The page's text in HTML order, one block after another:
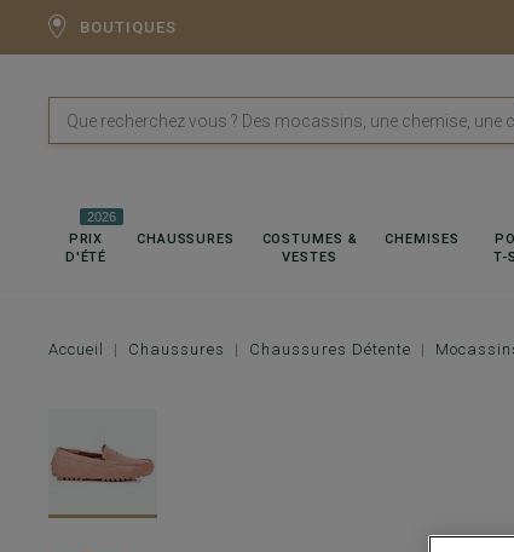
BOUTIQUES
PRIX
D'ÉTÉ
2026
CHAUSSURES
COSTUMES &
VESTES
CHEMISES
T-
Accueil Chaussures Chaussures Détente